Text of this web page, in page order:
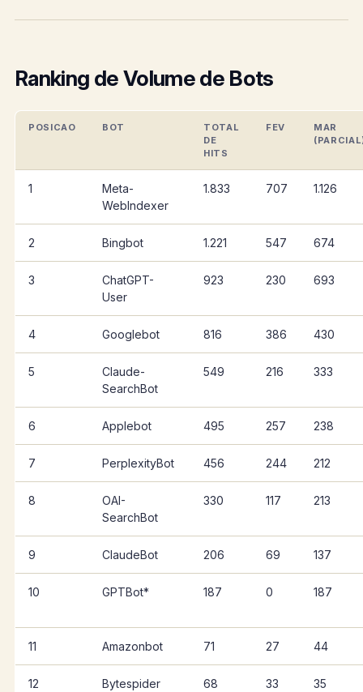
Ranking de Volume de Bots
POSICAO BOT
TOTAL
DE
HITS
FEV
MAR
1
Meta-
WebIndexer
1.833 707 1.126
2 Bingbot 1.221 547 674
3
ChatGPT-
User
923 230 693
4 Googlebot 816 386 430
5
Claude-
SearchBot
549 216 333
6 Applebot 495 257 238
7 PerplexityBot 456 244 212
8
OAI-
SearchBot
330 117 213
9 ClaudeBot 206 69 137
10 GPTBot* 187 0 187
11 Amazonbot 71 27 44
12 Bytespider 68 33 35